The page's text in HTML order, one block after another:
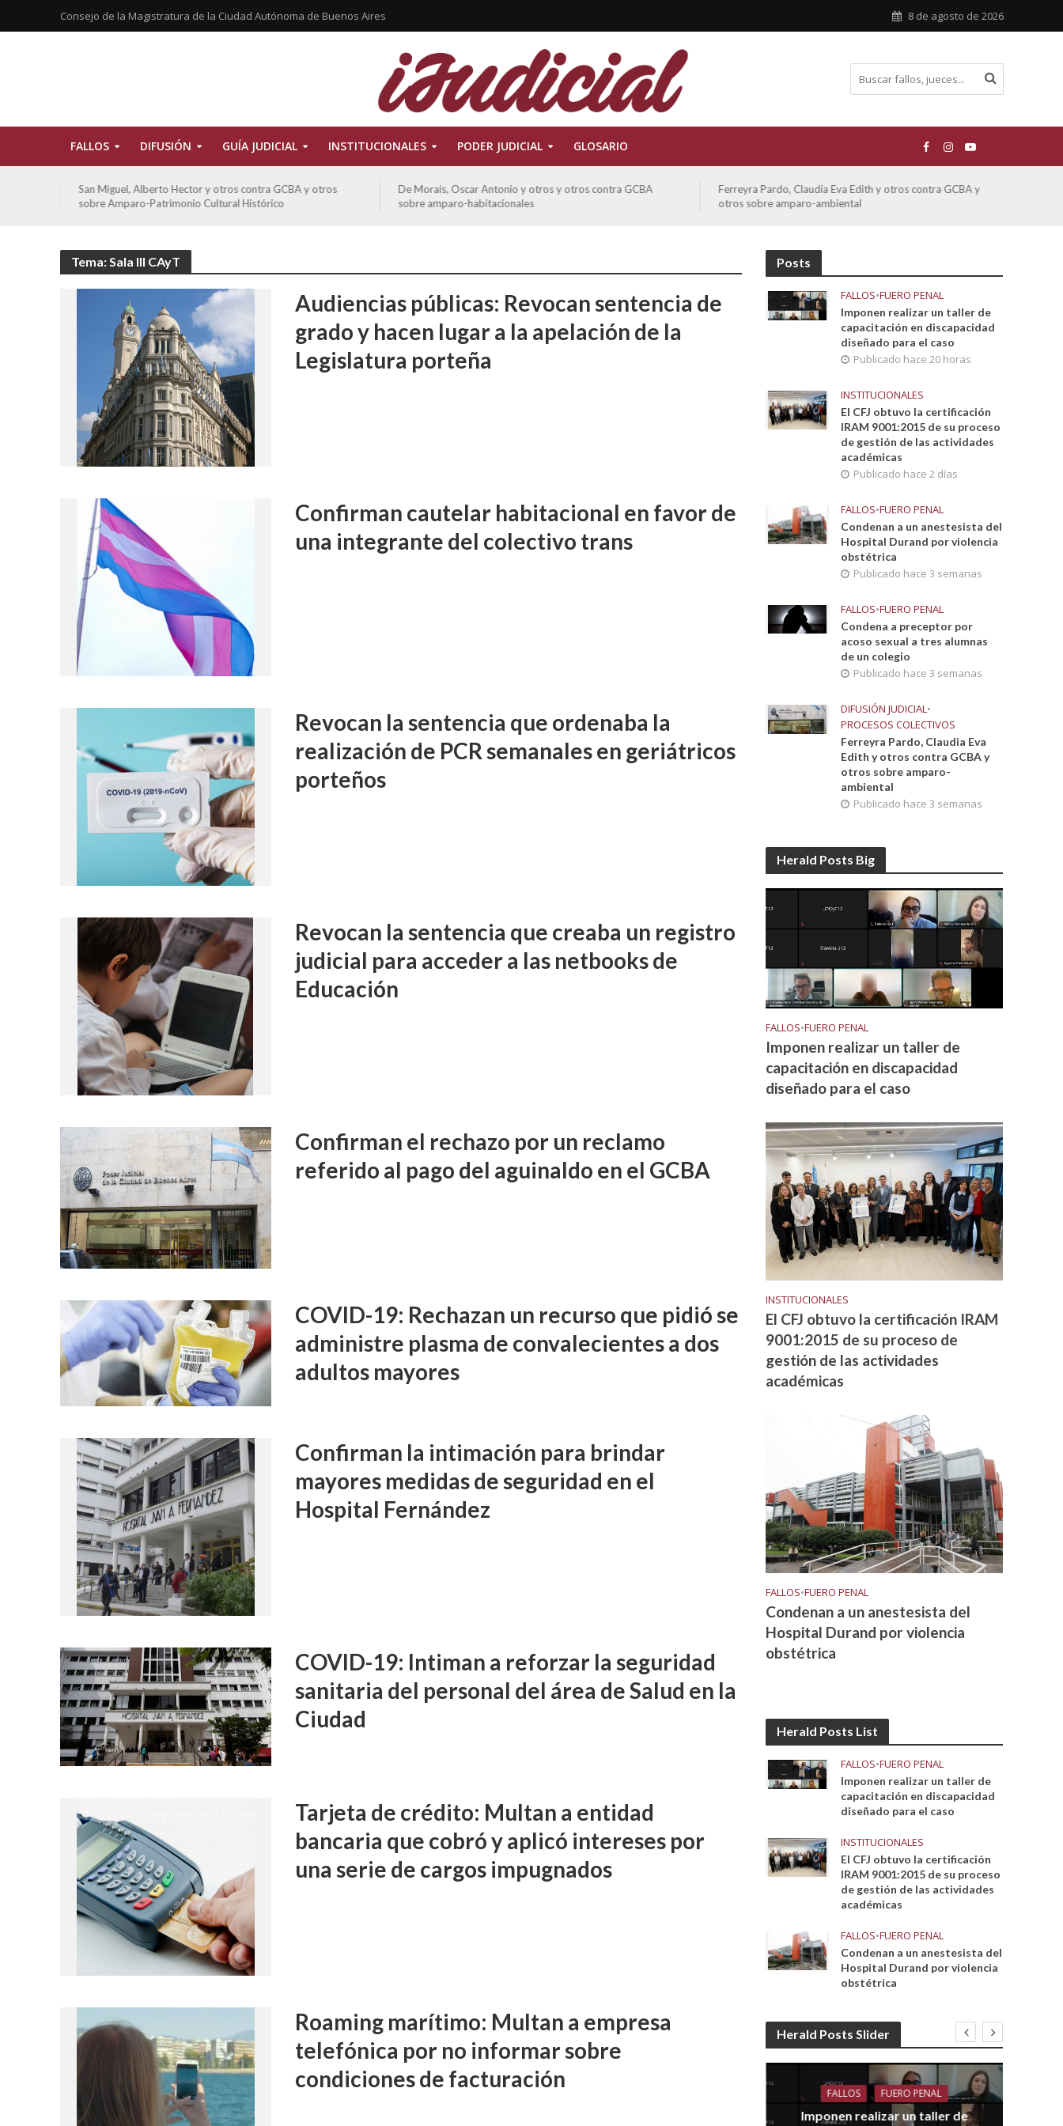
Consejo de la Magistratura de la Ciudad Autónoma de Buenos Aires 8 de agosto de 2026
FALLOS DIFUSIÓN GUÍA JUDICIAL INSTITUCIONALES PODER JUDICIAL GLOSARIO
De Morais, Oscar Antonio y otros y otros contra GCBA
sobre amparo-habitacionales
Ferreyra Pardo, Claudia Eva Edith y otros contra GCBA y
otros sobre amparo-ambiental
ATE contra GCBA sobre amparo – empleo publico otros
Tema: Sala III CAyT
Audiencias públicas: Revocan sentencia de
grado y hacen lugar a la apelación de la
Legislatura porteña
Confirman cautelar habitacional en favor de
una integrante del colectivo trans
Revocan la sentencia que ordenaba la
realización de PCR semanales en geriátricos
porteños
Revocan la sentencia que creaba un registro
judicial para acceder a las netbooks de
Educación
Confirman el rechazo por un reclamo
referido al pago del aguinaldo en el GCBA
COVID-19: Rechazan un recurso que pidió se
administre plasma de convalecientes a dos
adultos mayores
Confirman la intimación para brindar
mayores medidas de seguridad en el
Hospital Fernández
COVID-19: Intiman a reforzar la seguridad
sanitaria del personal del área de Salud en la
Ciudad
Tarjeta de crédito: Multan a entidad
bancaria que cobró y aplicó intereses por
una serie de cargos impugnados
Roaming marítimo: Multan a empresa
telefónica por no informar sobre
condiciones de facturación
Posts
FALLOS•FUERO PENAL
Imponen realizar un taller de
capacitación en discapacidad
diseñado para el caso
Publicado hace 20 horas
INSTITUCIONALES
El CFJ obtuvo la certificación
IRAM 9001:2015 de su proceso
de gestión de las actividades
académicas
Publicado hace 2 días
FALLOS•FUERO PENAL
Condenan a un anestesista del
Hospital Durand por violencia
obstétrica
Publicado hace 3 semanas
FALLOS•FUERO PENAL
Condena a preceptor por
acoso sexual a tres alumnas
de un colegio
Publicado hace 3 semanas
DIFUSIÓN JUDICIAL•
PROCESOS COLECTIVOS
Ferreyra Pardo, Claudia Eva
Edith y otros contra GCBA y
otros sobre amparo-
ambiental
Publicado hace 3 semanas
Herald Posts Big
FALLOS•FUERO PENAL
Imponen realizar un taller de
capacitación en discapacidad
diseñado para el caso
INSTITUCIONALES
El CFJ obtuvo la certificación IRAM
9001:2015 de su proceso de
gestión de las actividades
académicas
FALLOS•FUERO PENAL
Condenan a un anestesista del
Hospital Durand por violencia
obstétrica
Herald Posts List
FALLOS•FUERO PENAL
Imponen realizar un taller de
capacitación en discapacidad
diseñado para el caso
INSTITUCIONALES
El CFJ obtuvo la certificación
IRAM 9001:2015 de su proceso
de gestión de las actividades
académicas
FALLOS•FUERO PENAL
Condenan a un anestesista del
Hospital Durand por violencia
obstétrica
Herald Posts Slider
DIFUSIÓN JUDICIAL
FALLOS FUERO PENAL
Imponen realizar un taller de